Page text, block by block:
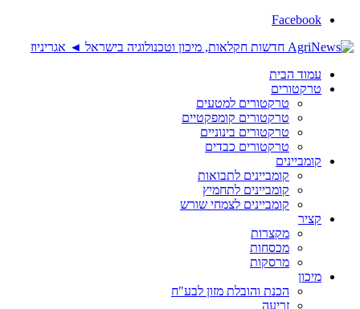
Facebook
עמוד הבית
טרקטורים
טרקטורים למטעים
טרקטורים קומפקטיים
טרקטורים בינוניים
טרקטורים כבדים
קומביינים
קומביינים לתבואות
קומביינים לתחמיץ
קומביינים לצמחי שורש
קציר
מקצרות
מכסחות
מרסקות
מיכון
הכנת והובלת מזון לבע"ח
זריעה